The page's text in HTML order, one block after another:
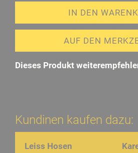
IN DEN
AUF DEN
Dieses Produkt
Kundinen kaufen dazu:
Leiss Hosen